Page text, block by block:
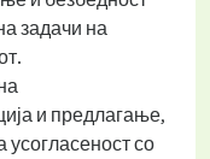
задачи на
и предлагање,
со